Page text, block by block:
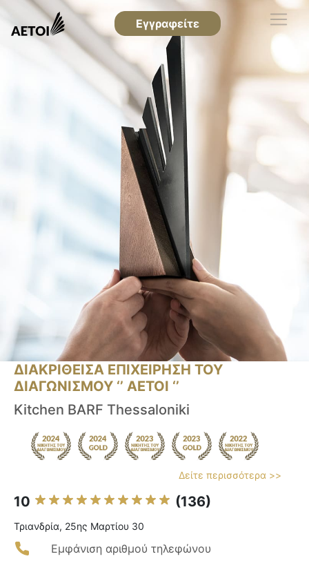
Εγγραφείτε
ΔΙΑΚΡΙΘΕΙΣΑ ΕΠΙΧΕΙΡΗΣΗ ΤΟΥ
ΔΙΑΓΩΝΙΣΜΟΥ ‘’ ΑΕΤΟΙ ‘’
Kitchen BARF Thessaloniki
Δείτε περισσότερα >>
10 (136)
Τριανδρία, 25ης Μαρτίου 30
Εμφάνιση αριθμού τηλεφώνου